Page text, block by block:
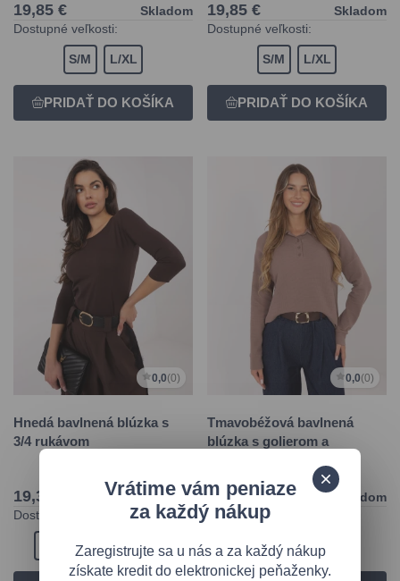
19,85 €
Skladom
Dostupné veľkosti:
S/M L/XL
19,85 €
Skladom
Dostupné veľkosti:
S/M L/XL
0,0(0)
Hnedá bavlnená blúzka s
3/4 rukávom
19,35 €
Skladom
Dostupné veľkosti:
M L XL
0,0(0)
Tmavobéžová bavlnená
blúzka s golierom a
28,95 €
Skladom
Dostupné veľkosti:
S/M M/L L/XL
Vrátime vám peniaze
za každý nákup
Zaregistrujte sa u nás a za každý nákup
získate kredit do elektronickej peňaženky.